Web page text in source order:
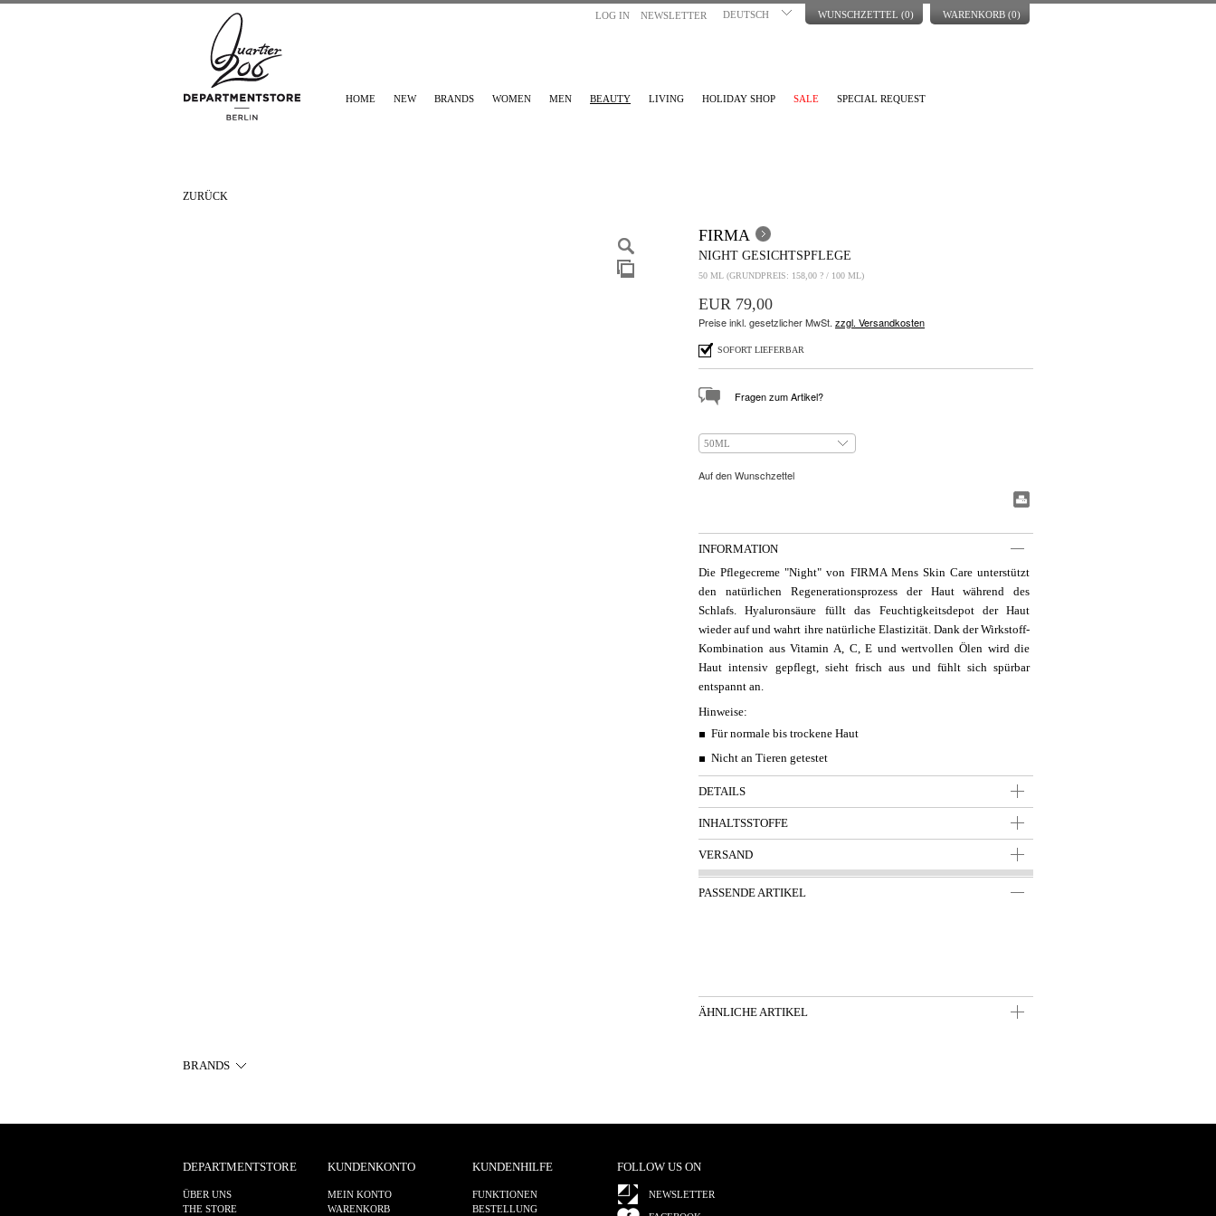
LOG IN NEWSLETTER DEUTSCH WUNSCHZETTEL (0) WARENKORB (0)
HOME NEW BRANDS WOMEN MEN BEAUTY LIVING HOLIDAY SHOP SALE SPECIAL REQUEST
ZURÜCK
FIRMA
NIGHT GESICHTSPFLEGE
50 ML (GRUNDPREIS: 158,00 ? / 100 ML)
EUR 79,00
Preise inkl. gesetzlicher MwSt. zzgl. Versandkosten
SOFORT LIEFERBAR
Fragen zum Artikel?
50ML
Auf den Wunschzettel
INFORMATION
Die Pflegecreme "Night" von FIRMA Mens Skin Care unterstützt
den natürlichen Regenerationsprozess der Haut während des
Schlafs. Hyaluronsäure füllt das Feuchtigkeitsdepot der Haut
wieder auf und wahrt ihre natürliche Elastizität. Dank der Wirkstoff-
Kombination aus Vitamin A, C, E und wertvollen Ölen wird die
Haut intensiv gepflegt, sieht frisch aus und fühlt sich spürbar
entspannt an.
Hinweise:
Für normale bis trockene Haut
Nicht an Tieren getestet
DETAILS
INHALTSSTOFFE
VERSAND
PASSENDE ARTIKEL
ÄHNLICHE ARTIKEL
BRANDS
DEPARTMENTSTORE
ÜBER UNS
THE STORE
KUNDENKONTO
MEIN KONTO
WARENKORB
KUNDENHILFE
FUNKTIONEN
BESTELLUNG
FOLLOW US ON
NEWSLETTER